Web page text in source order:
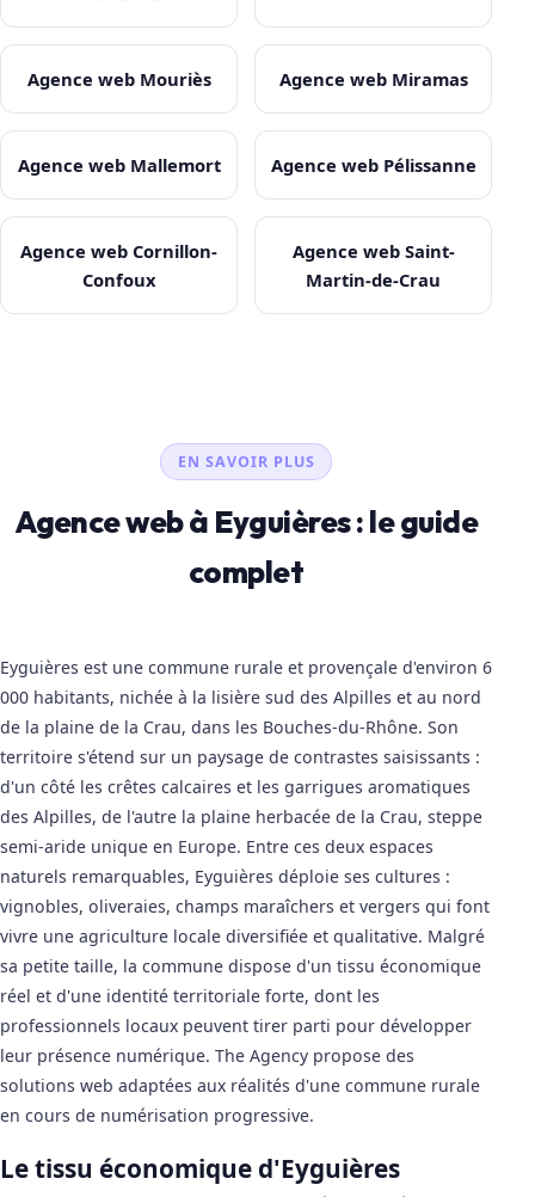
Agence web Mouriès Agence web Miramas
Agence web Mallemort Agence web Pélissanne
Agence web Cornillon-
Confoux
Agence web Saint-
Martin-de-Crau
EN SAVOIR PLUS
Agence web à Eyguières : le guide
complet
Eyguières est une commune rurale et provençale d'environ 6
000 habitants, nichée à la lisière sud des Alpilles et au nord
de la plaine de la Crau, dans les Bouches-du-Rhône. Son
territoire s'étend sur un paysage de contrastes saisissants :
d'un côté les crêtes calcaires et les garrigues aromatiques
des Alpilles, de l'autre la plaine herbacée de la Crau, steppe
semi-aride unique en Europe. Entre ces deux espaces
naturels remarquables, Eyguières déploie ses cultures :
vignobles, oliveraies, champs maraîchers et vergers qui font
vivre une agriculture locale diversifiée et qualitative. Malgré
sa petite taille, la commune dispose d'un tissu économique
réel et d'une identité territoriale forte, dont les
professionnels locaux peuvent tirer parti pour développer
leur présence numérique. The Agency propose des
solutions web adaptées aux réalités d'une commune rurale
en cours de numérisation progressive.
Le tissu économique d'Eyguières